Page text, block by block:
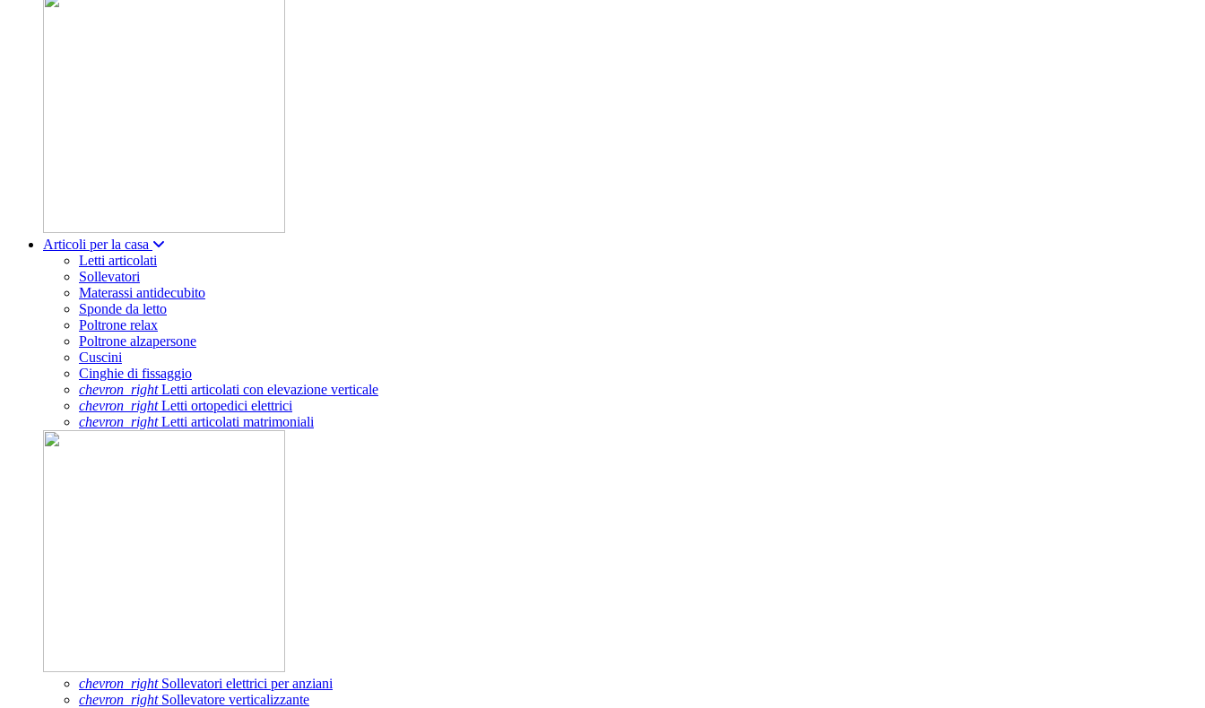
Articoli per la casa
Letti articolati
Sollevatori
Materassi antidecubito
Sponde da letto
Poltrone relax
Poltrone alzapersone
Cuscini
Cinghie di fissaggio
chevron_rightLetti articolati con elevazione verticale
chevron_rightLetti ortopedici elettrici
chevron_rightLetti articolati matrimoniali
chevron_rightSollevatori elettrici per anziani
chevron_rightSollevatore verticalizzante